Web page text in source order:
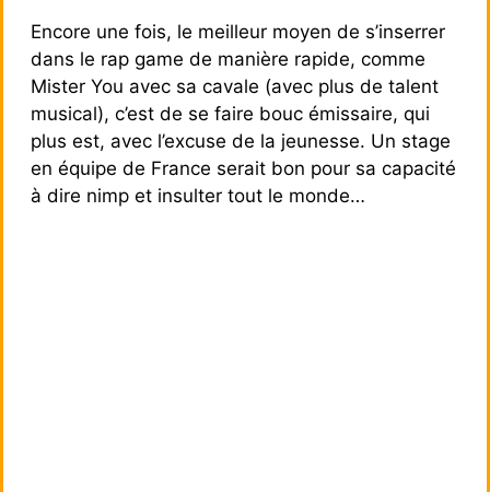
Encore une fois, le meilleur moyen de s’inserrer
dans le rap game de manière rapide, comme
Mister You avec sa cavale (avec plus de talent
musical), c’est de se faire bouc émissaire, qui
plus est, avec l’excuse de la jeunesse. Un stage
en équipe de France serait bon pour sa capacité
à dire nimp et insulter tout le monde…